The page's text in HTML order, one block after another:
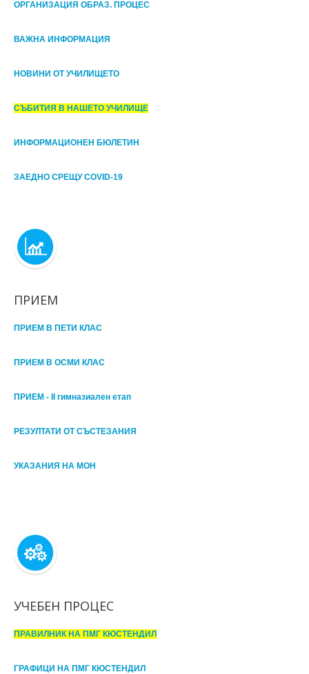
ОРГАНИЗАЦИЯ ОБРАЗ. ПРОЦЕС
ВАЖНА ИНФОРМАЦИЯ
НОВИНИ ОТ УЧИЛИЩЕТО
СЪБИТИЯ В НАШЕТО УЧИЛИЩЕ
ИНФОРМАЦИОНЕН БЮЛЕТИН
ЗАЕДНО СРЕЩУ COVID-19
ПРИЕМ
ПРИЕМ В ПЕТИ КЛАС
ПРИЕМ В ОСМИ КЛАС
ПРИЕМ - II гимназиален етап
РЕЗУЛТАТИ ОТ СЪСТЕЗАНИЯ
УКАЗАНИЯ НА МОН
УЧЕБЕН ПРОЦЕС
ПРАВИЛНИК НА ПМГ КЮСТЕНДИЛ
ГРАФИЦИ НА ПМГ КЮСТЕНДИЛ